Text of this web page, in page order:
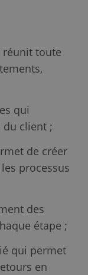
réunit toute
qui
du client ;
de créer
processus
des
étape ;
qui permet
en